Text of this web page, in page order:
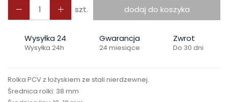
szt. dodaj do koszyka
Wysyłka 24
Wysyłka 24h
Gwarancja
24 miesiące
Zwrot
Do 30 dni
Rolka PCV z łożyskiem ze stali nierdzewnej.
Średnica rolki: 38 mm